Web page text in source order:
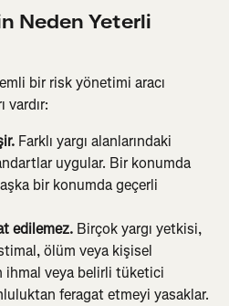
Neden Yeterli
bir risk yönetimi aracı
vardır:
Farklı yargı alanlarındaki
uygular. Bir konumda
bir konumda geçerli
edilemez. Birçok yargı yetkisi,
ölüm veya kişisel
ihmal veya belirli tüketici
feragat etmeyi yasaklar.